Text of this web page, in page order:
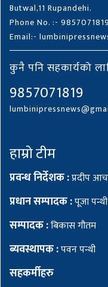
Butwal,11 Rupandehi.
Phone No. :- 9857071819
Email:-
कुनै पनि सहकार्यको
9857071819
हाम्रो टीम
प्रवन्ध निर्देशक :प्रदीप
प्रधान सम्पादक :पूजा पन्थी
सम्पादक :बिकास गौतम
ब्यवस्थापक :पवन पन्थी
सहकर्मीहरु